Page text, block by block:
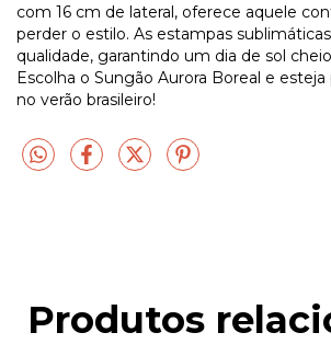
com 16 cm de lateral, oferece aquele
perder o estilo. As estampas
qualidade, garantindo um dia de sol
Escolha o Sungão Aurora Boreal e
no verão brasileiro!
Produtos